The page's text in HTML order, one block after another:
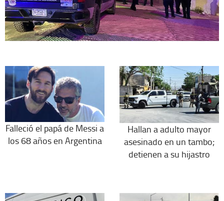
Falleció el papá de Messi a
los 68 años en Argentina
Hallan a adulto mayor
asesinado en un tambo;
detienen a su hijastro